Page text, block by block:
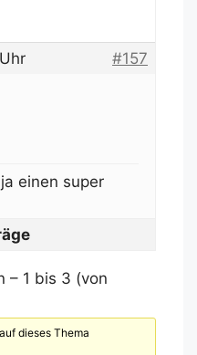
#157
einen super
– 1 bis 3 (von
dieses Thema